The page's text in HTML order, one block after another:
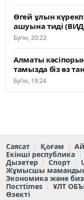
Өгей ұлын
ашуына тиді
Бүгін, 20:22
Алматы
тамызда біз өз
Бүгін, 19:24
Саясат Қоғам
Екінші республика
Дызетер
Спорт
Жұмысшы
Экономика және
Постtimes
ҰЛТ
Өзекті